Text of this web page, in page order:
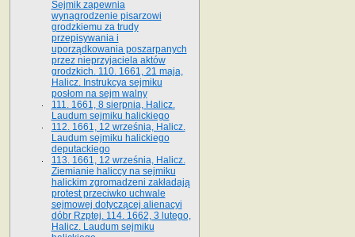
Sejmik zapewnia
wynagrodzenie pisarzowi
grodzkiemu za trudy
przepisywania i
uporządkowania poszarpanych
przez nieprzyjaciela aktów
grodzkich. 110. 1661, 21 maja,
Halicz. Instrukcya sejmiku
posłom na sejm walny
111. 1661, 8 sierpnia, Halicz.
Laudum sejmiku halickiego
112. 1661, 12 września, Halicz.
Laudum sejmiku halickiego
deputackiego
113. 1661, 12 września, Halicz.
Ziemianie haliccy na sejmiku
halickim zgromadzeni zakładają
protest przeciwko uchwale
sejmowej dotyczącej alienacyi
dóbr Rzptej. 114. 1662, 3 lutego,
Halicz. Laudum sejmiku